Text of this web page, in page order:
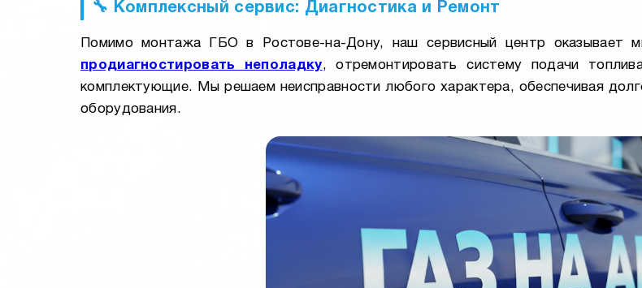
🔧 Комплексный сервис: Диагностика и Ремонт
Помимо монтажа ГБО в Ростове-на-Дону, наш сервисный центр оказывает
продиагностировать неполадку, отремонтировать систему подачи
комплектующие. Мы решаем неисправности любого характера, обеспечивая
оборудования.